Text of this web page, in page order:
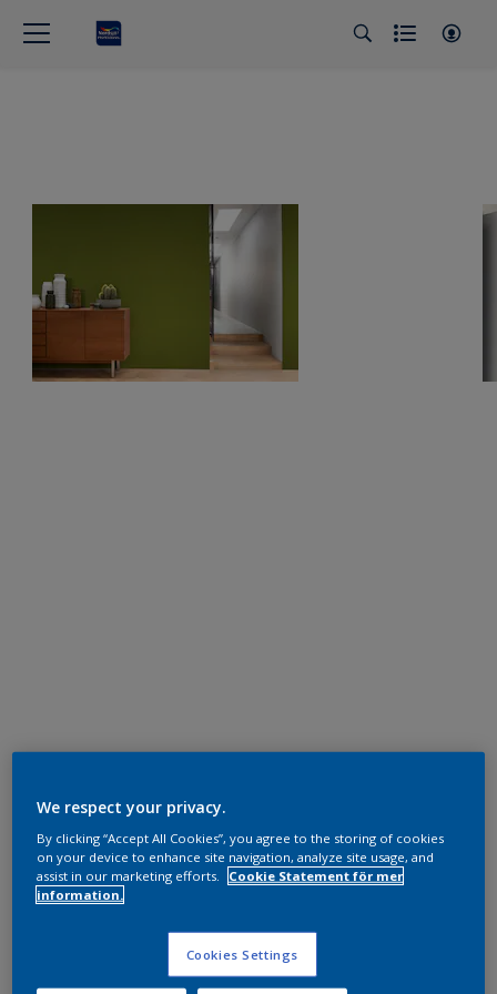
We respect your privacy.
By clicking “Accept All Cookies”, you agree to the storing of cookies
on your device to enhance site navigation, analyze site usage, and
assist in our marketing efforts.
Cookie Statement för mer
information.
Cookies Settings